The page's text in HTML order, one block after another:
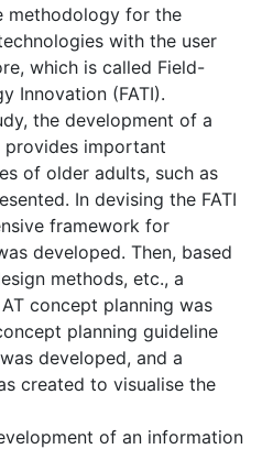
methodology for the
with the user
which is called Field-
Innovation (FATI).
the development of a
important
of older adults, such as
In devising the FATI
framework for
developed. Then, based
methods, etc., a
concept planning was
planning guideline
developed, and a
created to visualise the
of an information